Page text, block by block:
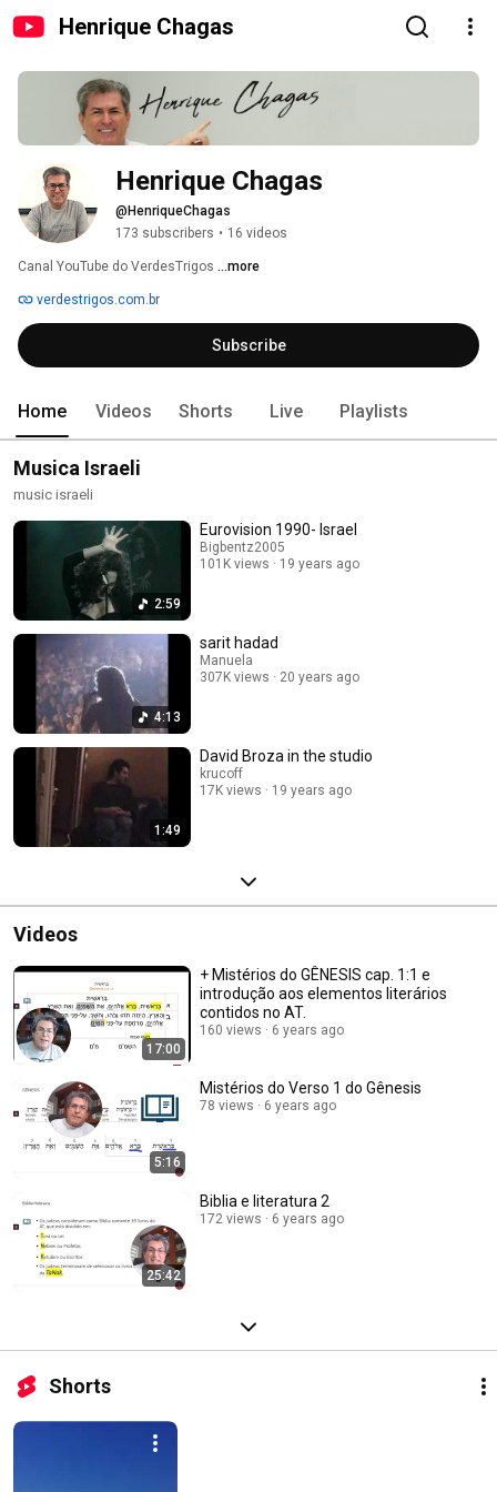
Henrique Chagas
Henrique Chagas
@HenriqueChagas
173 subscribers • 16 videos
Canal YouTube do VerdesTrigos ...more
verdestrigos.com.br
Subscribe
Home Videos Shorts Live Playlists
Musica Israeli
music israeli
2:59
Eurovision 1990- Israel
Bigbentz2005
101K views
19 years ago
4:13
sarit hadad
Manuela
307K views
20 years ago
1:49
David Broza in the studio
krucoff
17K views
19 years ago
Videos
17:00
+ Mistérios do GÊNESIS cap. 1:1 e
introdução aos elementos literários
contidos no AT.
160 views 6 years ago
5:16
Mistérios do Verso 1 do Gênesis
78 views 6 years ago
25:42
Biblia e literatura 2
172 views 6 years ago
Shorts